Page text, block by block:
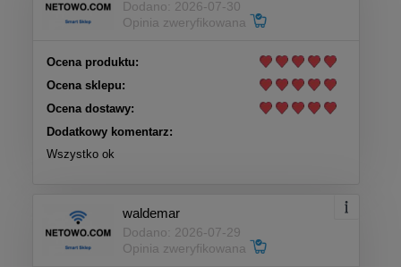
Dodano: 2026-07-30
Opinia zweryfikowana
Ocena produktu:
Ocena sklepu:
Ocena dostawy:
Dodatkowy komentarz:
Wszystko ok
waldemar
Dodano: 2026-07-29
Opinia zweryfikowana